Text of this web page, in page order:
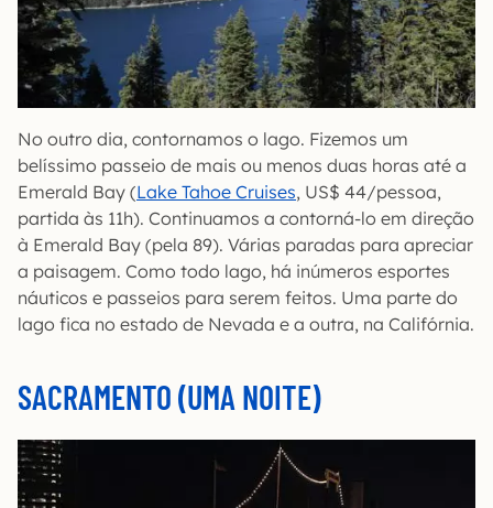
No outro dia, contornamos o lago. Fizemos um
belíssimo passeio de mais ou menos duas horas até a
Emerald Bay (Lake Tahoe Cruises, US$ 44/pessoa,
partida às 11h). Continuamos a contorná-lo em direção
à Emerald Bay (pela 89). Várias paradas para apreciar
a paisagem. Como todo lago, há inúmeros esportes
náuticos e passeios para serem feitos. Uma parte do
lago fica no estado de Nevada e a outra, na Califórnia.
SACRAMENTO (UMA NOITE)